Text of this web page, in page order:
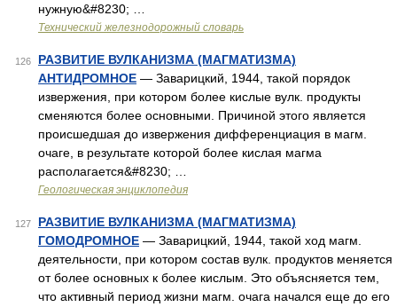
нужную&#8230; …
Технический железнодорожный словарь
126
РАЗВИТИЕ ВУЛКАНИЗМА (МАГМАТИЗМА)
АНТИДРОМНОЕ — Заварицкий, 1944, такой порядок
извержения, при котором более кислые вулк. продукты
сменяются более основными. Причиной этого является
происшедшая до извержения дифференциация в магм.
очаге, в результате которой более кислая магма
располагается&#8230; …
Геологическая энциклопедия
127
РАЗВИТИЕ ВУЛКАНИЗМА (МАГМАТИЗМА)
ГОМОДРОМНОЕ — Заварицкий, 1944, такой ход магм.
деятельности, при котором состав вулк. продуктов меняется
от более основных к более кислым. Это объясняется тем,
что активный период жизни магм. очага начался еще до его